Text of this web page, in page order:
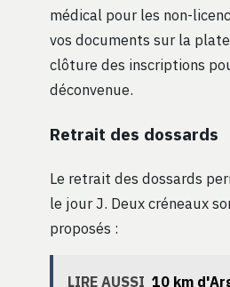
médical pour les non-
vos documents sur la
clôture des inscriptions
déconvenue.
Retrait des dossards
Le retrait des dossards
le jour J. Deux créneaux
proposés :
LIRE AUSSI 10 km